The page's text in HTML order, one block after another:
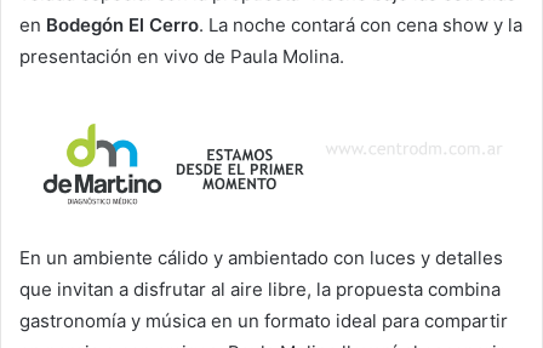
en Bodegón El Cerro. La noche contará con cena show y la
presentación en vivo de Paula Molina.
En un ambiente cálido y ambientado con luces y detalles
que invitan a disfrutar al aire libre, la propuesta combina
gastronomía y música en un formato ideal para compartir